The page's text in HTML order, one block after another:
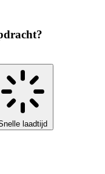
laadtijd